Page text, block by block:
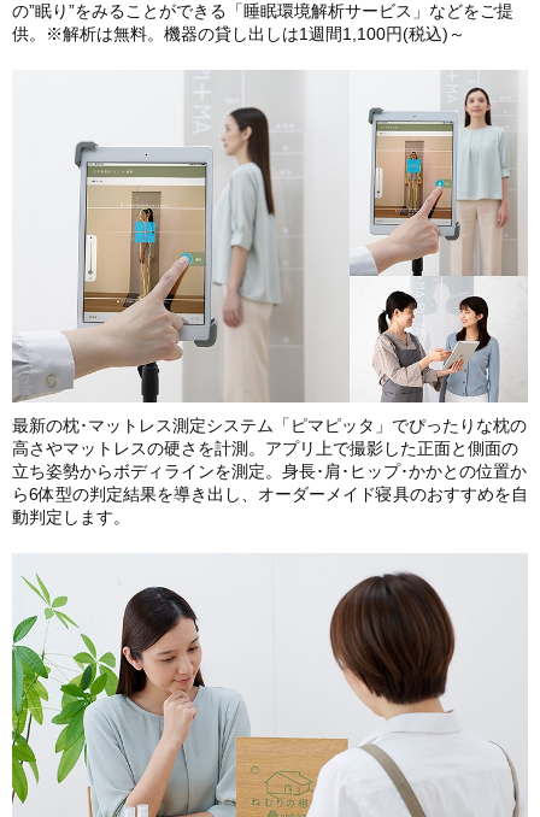
の”眠り”をみることができる「睡眠環境解析サービス」などをご提
供。※解析は無料。機器の貸し出しは1週間1,100円(税込)～
最新の枕･マットレス測定システム「ピマピッタ」でぴったりな枕の
高さやマットレスの硬さを計測。アプリ上で撮影した正面と側面の
立ち姿勢からボディラインを測定。身長･肩･ヒップ･かかとの位置か
ら6体型の判定結果を導き出し、オーダーメイド寝具のおすすめを自
動判定します。